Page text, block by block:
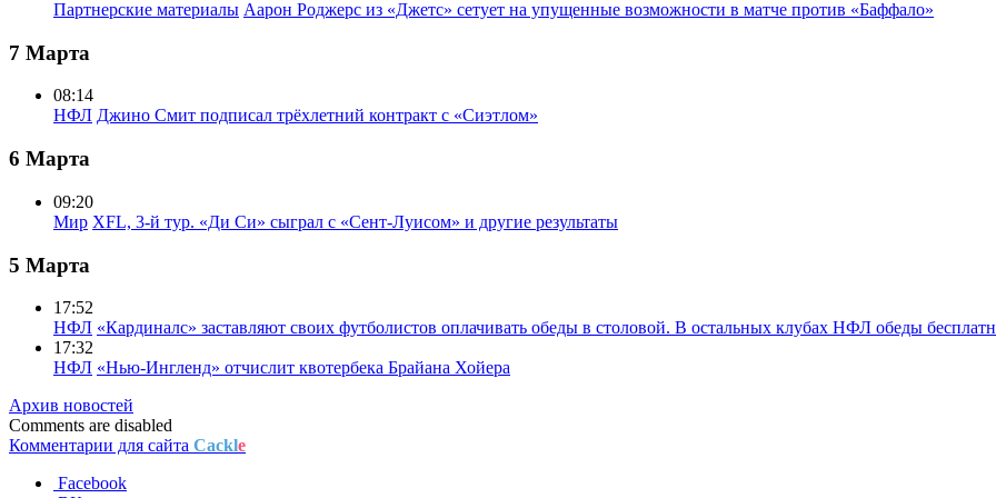
Партнерские материалы Аарон Роджерс из «Джетс» сетует на упущенные возможности в матче против «Баффало»
7 Марта
08:14
НФЛ Джино Смит подписал трёхлетний контракт с «Сиэтлом»
6 Марта
09:20
Мир XFL, 3-й тур. «Ди Си» сыграл с «Сент-Луисом» и другие результаты
5 Марта
17:52
НФЛ «Кардиналс» заставляют своих футболистов оплачивать обеды в столовой. В остальных клубах НФЛ обеды
17:32
НФЛ «Нью-Ингленд» отчислит квотербека Брайана Хойера
Архив новостей
Comments are disabled
Комментарии для сайта Cackle
Facebook